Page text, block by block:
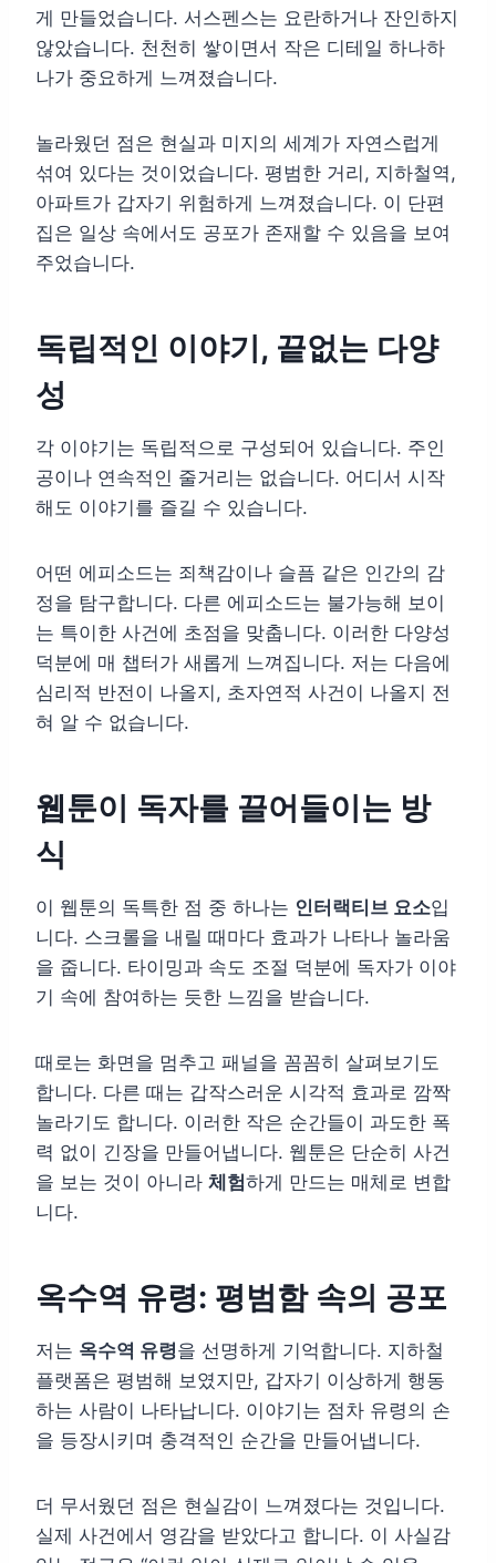
게 만들었습니다. 서스펜스는 요란하거나 잔인하지
않았습니다. 천천히 쌓이면서 작은 디테일 하나하
나가 중요하게 느껴졌습니다.
놀라웠던 점은 현실과 미지의 세계가 자연스럽게
섞여 있다는 것이었습니다. 평범한 거리, 지하철역,
아파트가 갑자기 위험하게 느껴졌습니다. 이 단편
집은 일상 속에서도 공포가 존재할 수 있음을 보여
주었습니다.
독립적인 이야기, 끝없는 다양
성
각 이야기는 독립적으로 구성되어 있습니다. 주인
공이나 연속적인 줄거리는 없습니다. 어디서 시작
해도 이야기를 즐길 수 있습니다.
어떤 에피소드는 죄책감이나 슬픔 같은 인간의 감
정을 탐구합니다. 다른 에피소드는 불가능해 보이
는 특이한 사건에 초점을 맞춥니다. 이러한 다양성
덕분에 매 챕터가 새롭게 느껴집니다. 저는 다음에
심리적 반전이 나올지, 초자연적 사건이 나올지 전
혀 알 수 없습니다.
웹툰이 독자를 끌어들이는 방
식
이 웹툰의 독특한 점 중 하나는 인터랙티브 요소입
니다. 스크롤을 내릴 때마다 효과가 나타나 놀라움
을 줍니다. 타이밍과 속도 조절 덕분에 독자가 이야
기 속에 참여하는 듯한 느낌을 받습니다.
때로는 화면을 멈추고 패널을 꼼꼼히 살펴보기도
합니다. 다른 때는 갑작스러운 시각적 효과로 깜짝
놀라기도 합니다. 이러한 작은 순간들이 과도한 폭
력 없이 긴장을 만들어냅니다. 웹툰은 단순히 사건
을 보는 것이 아니라 체험하게 만드는 매체로 변합
니다.
옥수역 유령: 평범함 속의 공포
저는 옥수역 유령을 선명하게 기억합니다. 지하철
플랫폼은 평범해 보였지만, 갑자기 이상하게 행동
하는 사람이 나타납니다. 이야기는 점차 유령의 손
을 등장시키며 충격적인 순간을 만들어냅니다.
더 무서웠던 점은 현실감이 느껴졌다는 것입니다.
실제 사건에서 영감을 받았다고 합니다. 이 사실감